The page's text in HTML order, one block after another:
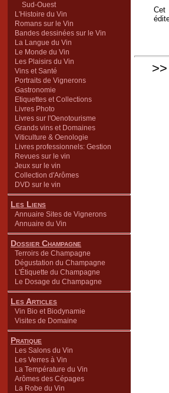
Sud-Ouest
L'Histoire du Vin
Romans sur le Vin
Bandes dessinées sur le Vin
La Langue du Vin
Le Monde du Vin
Les Plaisirs du Vin
Vins et Santé
Portraits de Vignerons
Gastronomie
Etiquettes et Collections
Livres Photo
Livres sur l'Oenotourisme
Grands vins et Domaines
Viticulture & Oenologie
Livres professionnels: Gestion
Revues sur le vin
Jeux sur le vin
Collection d'Arômes
DVD sur le vin
Les Liens
Annuaire Sites de Vignerons
Annuaire du Vin
Dossier Champagne
Terroirs de Champagne
Dégustation du Champagne
L'Étiquette du Champagne
Le Dosage du Champagne
Les Articles
Vin Bio et Biodynamie
Visites de Domaine
Pratique
Les Salons du Vin
Les Verres à Vin
La Température du Vin
Arômes des Cépages
La Robe du Vin
Cet